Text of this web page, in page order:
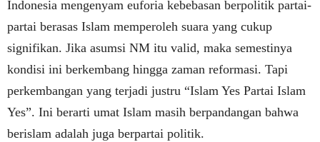
Indonesia mengenyam euforia kebebasan berpolitik partai-
partai berasas Islam memperoleh suara yang cukup
signifikan. Jika asumsi NM itu valid, maka semestinya
kondisi ini berkembang hingga zaman reformasi. Tapi
perkembangan yang terjadi justru “Islam Yes Partai Islam
Yes”. Ini berarti umat Islam masih berpandangan bahwa
berislam adalah juga berpartai politik.